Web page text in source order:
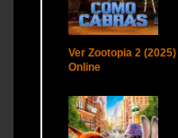
Ver Zootopia 2 (2025)
Online